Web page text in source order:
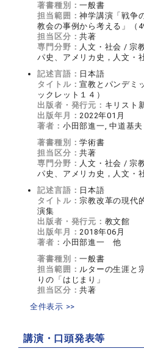
著書種別：一般書
担当範囲：神学講演「戦
教会の事例から考える」（
担当区分：共著
専門分野： 人文・社会 / 宗
パ史、アメリカ史，人文・
記述言語： 日本語
タイトル：宣教とパンデミ
ックレット１４）
出版者・発行元： キリスト
出版年月：2022年01月
著者： 小田部進一, 中道基夫
著書種別：学術書
担当区分：共著
専門分野： 人文・社会 / 宗
パ史、アメリカ史，人文・
記述言語： 日本語
タイトル：宗教改革の現代
演集
出版者・発行元： 教文館
出版年月：2018年06月
著者： 小田部進一 他
著書種別：一般書
担当範囲： ルターの生涯と
りの「はじまり」
担当区分：共著
全件表示 >>
講演・口頭発表等